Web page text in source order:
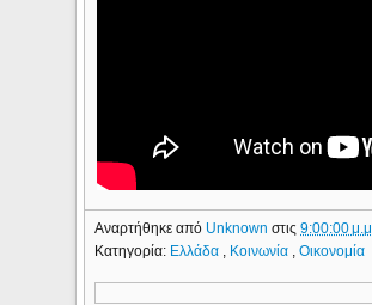
Αναρτήθηκε από Unknownστις9:00:00 μ.μ.
Κατηγορία: Ελλάδα Κοινωνία ,Οικονομία